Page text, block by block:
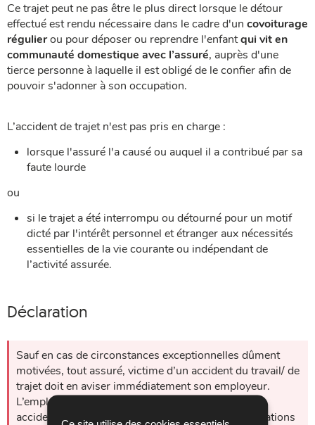
Ce trajet peut ne pas être le plus direct lorsque le détour
effectué est rendu nécessaire dans le cadre d'un covoiturage
régulierou pour déposer ou reprendre l'enfantqui vit en
communauté domestique avec l’assuré, auprès d'une
tierce personne à laquelle il est obligé de le confier afin de
pouvoir s'adonner à son occupation.
L’accident de trajet n'est pas pris en charge :
lorsque l'assuré l'a causé ou auquel il a contribué par sa
faute lourde
ou
si le trajet a été interrompu ou détourné pour un motif
dicté par l'intérêt personnel et étranger aux nécessités
essentielles de la vie courante ou indépendant de
l’activité assurée.
Déclaration
Sauf en cas de circonstances exceptionnelles dûment
motivées, tout assuré, victime d’un accident du travail/ de
trajet doit en aviser immédiatement son employeur.
L’employeur ou son représentant doit déclarer tout
accident à l’AAA en lui fournissant toutes les indications